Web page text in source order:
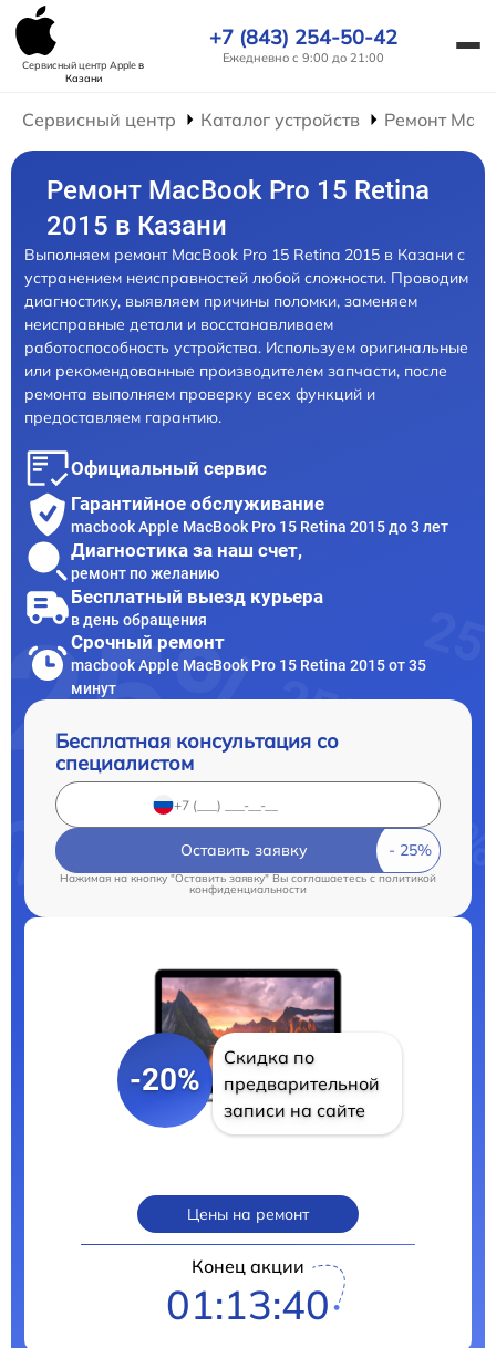
Сервисный центр Appleв
Казани
+7 (843) 254-50-42
Ежедневно с 9:00 до 21:00
Сервисный центр Каталог устройств Ремонт
Ремонт MacBook Pro 15 Retina
2015 в Казани
Выполняем ремонт MacBook Pro 15 Retina 2015 в Казани с
устранением неисправностей любой сложности. Проводим
диагностику, выявляем причины поломки, заменяем
неисправные детали и восстанавливаем
работоспособность устройства. Используем оригинальные
или рекомендованные производителем запчасти, после
ремонта выполняем проверку всех функций и
предоставляем гарантию.
Официальный сервис
Гарантийное обслуживание
macbook Apple MacBook Pro 15 Retina 2015 до 3 лет
Диагностика за наш счет,
ремонт по желанию
Бесплатный выезд курьера
в день обращения
Срочный ремонт
macbook Apple MacBook Pro 15 Retina 2015 от 35
минут
Бесплатная консультация со
специалистом
Оставить заявку
Нажимая на кнопку "Оставить заявку" Вы соглашаетесь cполитикой
конфиденциальности
-20%
Скидка по
предварительной
записи на сайте
Цены на ремонт
Конец акции
01:13:39